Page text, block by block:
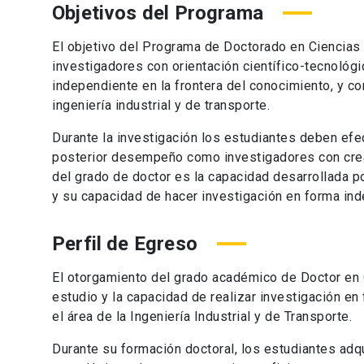
Objetivos del Programa
El objetivo del Programa de Doctorado en
investigadores con orientación científico-
independiente en la frontera del conocimiento, y
ingeniería industrial y de transporte.
Durante la investigación los estudiantes deben
posterior desempeño como investigadores con
del grado de doctor es la capacidad desarrollada
y su capacidad de hacer investigación en forma
Perfil de Egreso
El otorgamiento del grado académico de Doctor
estudio y la capacidad de realizar investigación
el área de la Ingeniería Industrial y de Transporte.
Durante su formación doctoral, los estudiantes